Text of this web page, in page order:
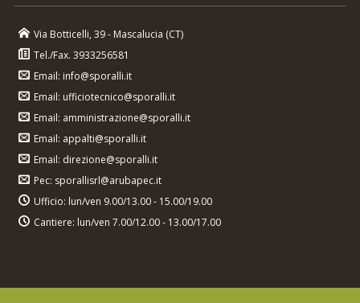
Via Botticelli, 39 - Mascalucia (CT)
Tel./Fax. 3933256581
Email: info@sporalli.it
Email: ufficiotecnico@sporalli.it
Email: amministrazione@sporalli.it
Email: appalti@sporalli.it
Email: direzione@sporalli.it
Pec: sporallisrl@arubapec.it
Ufficio: lun/ven 9.00/13.00 - 15.00/19.00
Cantiere: lun/ven 7.00/12.00 - 13.00/17.00